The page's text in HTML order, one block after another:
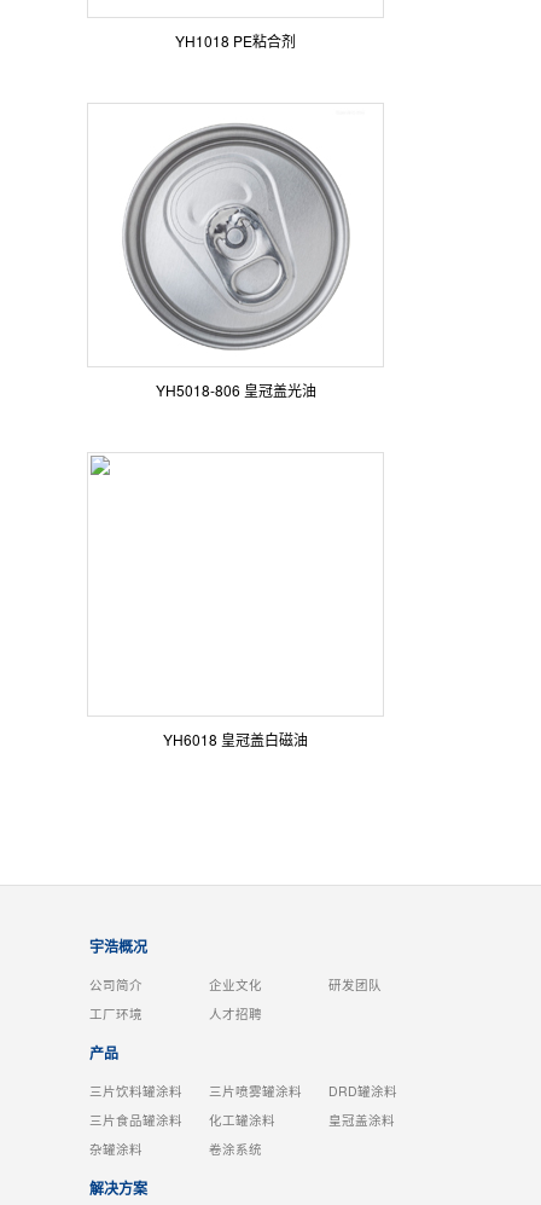
YH1018 PE粘合剂
YH5018-806 皇冠盖光油
YH6018 皇冠盖白磁油
宇浩概况
公司简介 企业文化
研发团队
工厂环境
人才招聘
产品
三片饮料罐涂料 三片喷雾罐涂料
DRD罐涂料
三片食品罐涂料
化工罐涂料
皇冠盖涂料
杂罐涂料
卷涂系统
解决方案